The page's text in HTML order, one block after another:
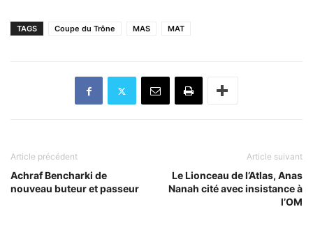
TAGS Coupe du Trône MAS MAT
Article précédent
Achraf Bencharki de
nouveau buteur et passeur
Article suivant
Le Lionceau de l’Atlas, Anas
Nanah cité avec insistance à
l’OM